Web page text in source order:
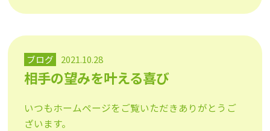
ブログ 2021.10.28
相手の望みを叶える喜び
いつもホームページをご覧いただきありがとうご
ざいます。